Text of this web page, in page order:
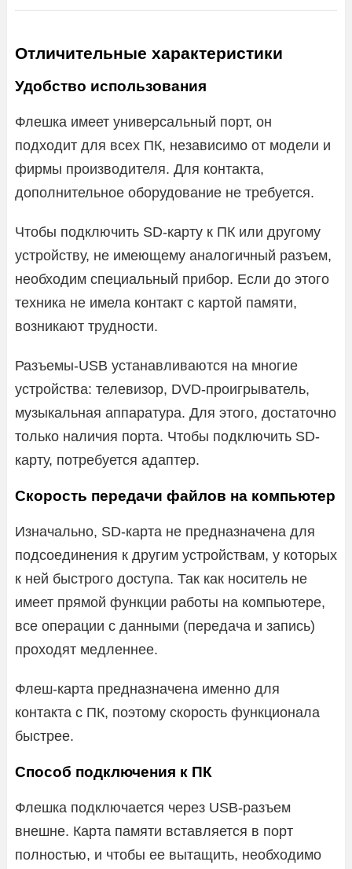
Отличительные характеристики
Удобство использования
Флешка имеет универсальный порт, он
подходит для всех ПК, независимо от модели и
фирмы производителя. Для контакта,
дополнительное оборудование не требуется.
Чтобы подключить SD-карту к ПК или другому
устройству, не имеющему аналогичный разъем,
необходим специальный прибор. Если до этого
техника не имела контакт с картой памяти,
возникают трудности.
Разъемы-USB устанавливаются на многие
устройства: телевизор, DVD-проигрыватель,
музыкальная аппаратура. Для этого, достаточно
только наличия порта. Чтобы подключить SD-
карту, потребуется адаптер.
Скорость передачи файлов на компьютер
Изначально, SD-карта не предназначена для
подсоединения к другим устройствам, у которых
к ней быстрого доступа. Так как носитель не
имеет прямой функции работы на компьютере,
все операции с данными (передача и запись)
проходят медленнее.
Флеш-карта предназначена именно для
контакта с ПК, поэтому скорость функционала
быстрее.
Способ подключения к ПК
Флешка подключается через USB-разъем
внешне. Карта памяти вставляется в порт
полностью, и чтобы ее вытащить, необходимо